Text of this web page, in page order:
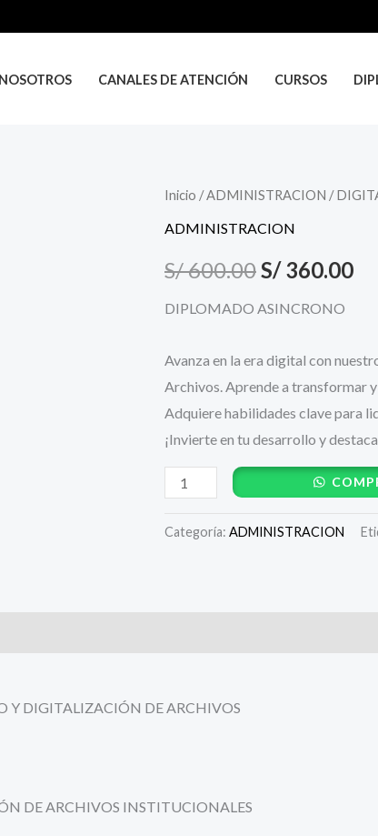
NOSOTROS CANALES DE ATENCIÓN CURSOS
Inicio /ADMINISTRACION /
ADMINISTRACION
S/600.00
El
precio
original
era:
S/ 600.00.
S/360.00
El
S/
DIPLOMADO ASINCRONO
Avanza en la era digital con
Archivos. Aprende a transformar
Adquiere habilidades clave para
¡Invierte en tu desarrollo y
DIGITALIZACIÓN
DE
Y
ARCHIVOS
Categoría: ADMINISTRACION
DIGITALIZACIÓN DE ARCHIVOS
DE ARCHIVOS INSTITUCIONALES